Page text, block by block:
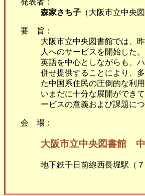
森家さち子 （大阪市立中央図
要 旨：
大阪市立中央図書館では、
人へのサービスを開始した。
英語を中心としながらも、
併せ提供することにより、
た中国系住民の圧倒的な利
いまだに十分な展開ができ
ービスの意義および課題に
会 場：
大阪市立中央図書館 中
地下鉄千日前線西長堀駅（